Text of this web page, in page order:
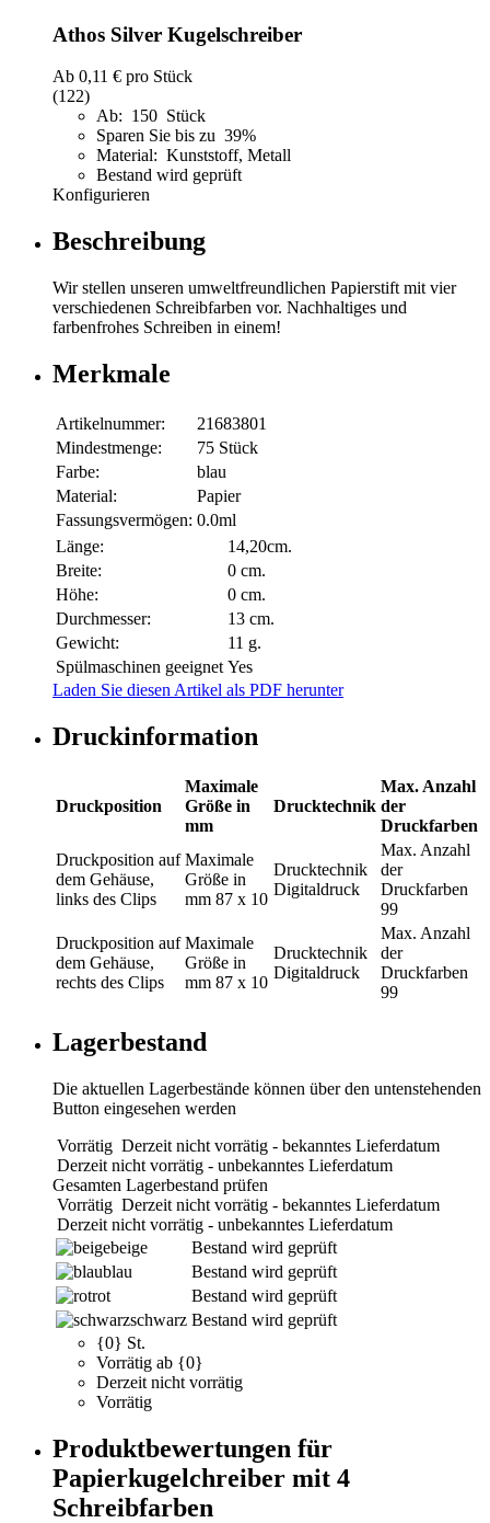
Athos Silver Kugelschreiber
Ab 0,11 € pro Stück
(122)
Ab: 150 Stück
Sparen Sie bis zu 39%
Material: Kunststoff, Metall
Bestand wird geprüft
Konfigurieren
Beschreibung
Wir stellen unseren umweltfreundlichen Papierstift mit vier
verschiedenen Schreibfarben vor. Nachhaltiges und
farbenfrohes Schreiben in einem!
Merkmale
Artikelnummer:
21683801
Mindestmenge:
75 Stück
Farbe:
blau
Material:
Papier
Fassungsvermögen: 0.0ml
Länge:
14,20cm.
Breite:
0 cm.
Höhe:
0 cm.
Durchmesser:
13 cm.
Gewicht:
11 g.
Spülmaschinen geeignet Yes
Laden Sie diesen Artikel als PDF herunter
Druckinformation
Druckposition
Maximale
Größe in
mm
Drucktechnik
Max. Anzahl
der
Druckfarben
Druckposition auf
dem Gehäuse,
links des Clips
Maximale
Größe in
mm 87 x 10
Drucktechnik
Digitaldruck
Max. Anzahl
der
Druckfarben
99
Druckposition auf
dem Gehäuse,
rechts des Clips
Maximale
Größe in
mm 87 x 10
Drucktechnik
Digitaldruck
Max. Anzahl
der
Druckfarben
99
Lagerbestand
Die aktuellen Lagerbestände können über den untenstehenden
Button eingesehen werden
Vorrätig Derzeit nicht vorrätig - bekanntes Lieferdatum
Derzeit nicht vorrätig - unbekanntes Lieferdatum
Gesamten Lagerbestand prüfen
Vorrätig Derzeit nicht vorrätig - bekanntes Lieferdatum
Derzeit nicht vorrätig - unbekanntes Lieferdatum
beige
Bestand wird geprüft
blau
Bestand wird geprüft
rot
Bestand wird geprüft
schwarz Bestand wird geprüft
{0} St.
Vorrätig ab {0}
Derzeit nicht vorrätig
Vorrätig
Produktbewertungen für
Papierkugelchreiber mit 4
Schreibfarben